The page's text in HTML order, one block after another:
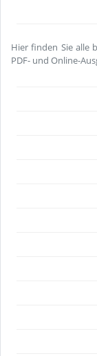
Hier finden Sie alle
PDF- und Online-